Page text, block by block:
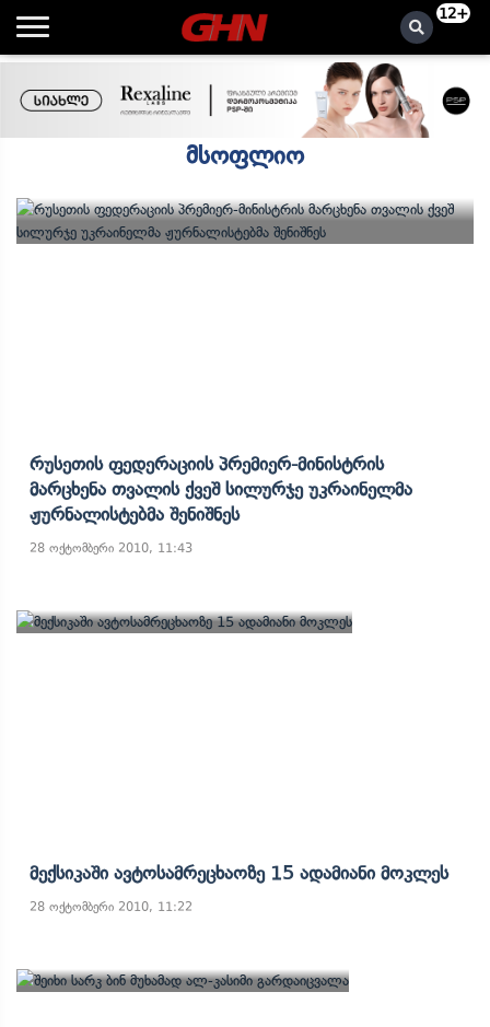
12+
მსოფლიო
Რუსეთის Ფედერაციის Პრემიერ-Მინისტრის
Მარცხენა Თვალის Ქვეშ Სილურჯე Უკრაინელმა
Ჟურნალისტებმა Შენიშნეს
28 ოქტომბერი 2010, 11:43
Მექსიკაში Ავტოსამრეცხაოზე 15 Ადამიანი Მოკლეს
28 ოქტომბერი 2010, 11:22